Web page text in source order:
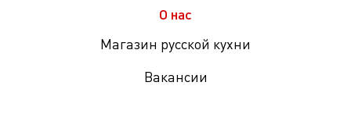
О нас
Магазин русской кухни
Вакансии